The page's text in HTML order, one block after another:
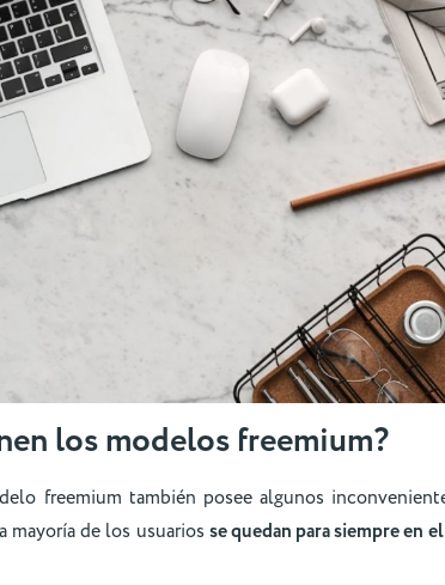
los modelos freemium?
freemium también posee algunos
mayoría de los usuarios se quedan para siempre en